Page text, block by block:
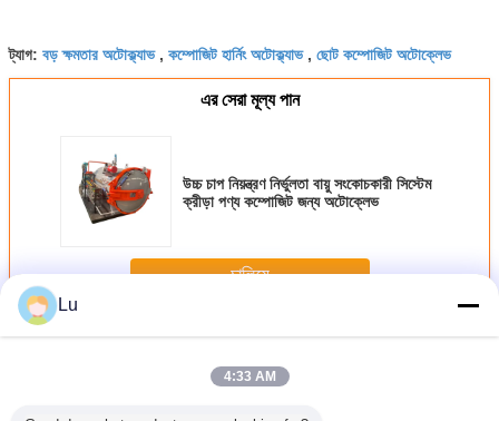
ট্যাগ: বড় ক্ষমতার অটোক্ল্যাভ, কম্পোজিট হার্নিং অটোক্ল্যাভ, ছোট কম্পোজিট অটোক্লেভ
এর সেরা মূল্য পান
উচ্চ চাপ নিয়ন্ত্রণ নির্ভুলতা বায়ু সংকোচকারী সিস্টেম
ক্রীড়া পণ্য কম্পোজিট জন্য অটোক্লেভ
চালিয়ে
অধিককম্পোজিট অটোক্লেভ
Lu
4:33 AM